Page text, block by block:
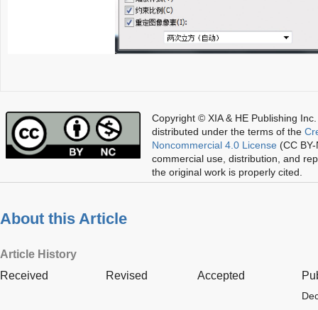
Copyright © XIA & HE Publishing Inc.
distributed under the terms of the
Noncommercial 4.0 License (CC
commercial use, distribution, and
the original work is properly cited.
About this Article
Article History
Received
Revised Accepted